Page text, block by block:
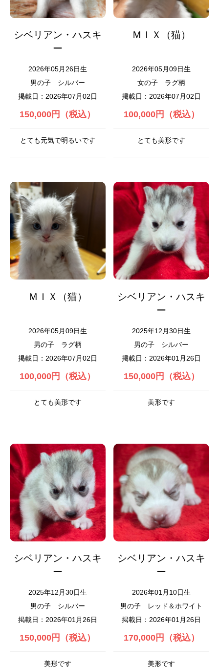
シベリアン・ハスキ
ー
2026年05月26日生
男の子
シルバー
掲載日：2026年07月02日
150,000円（税込）
とても元気で明るいです
ＭＩＸ（猫）
2026年05月09日生
女の子
ラグ柄
掲載日：2026年07月02日
100,000円（税込）
とても美形です
ＭＩＸ（猫）
2026年05月09日生
男の子
ラグ柄
掲載日：2026年07月02日
100,000円（税込）
とても美形です
シベリアン・ハスキ
ー
2025年12月30日生
男の子
シルバー
掲載日：2026年01月26日
150,000円（税込）
美形です
シベリアン・ハスキ
ー
2025年12月30日生
男の子
シルバー
掲載日：2026年01月26日
150,000円（税込）
美形です
シベリアン・ハスキ
ー
2026年01月10日生
男の子
レッド＆ホワイト
掲載日：2026年01月26日
170,000円（税込）
美形です